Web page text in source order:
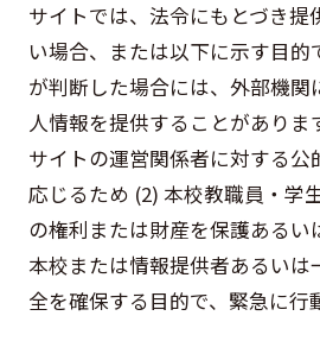
サイトでは、法令にもとづき提
い場合、または以下に示す目的
が判断した場合には、外部機関
人情報を提供することがありま
サイトの運営関係者に対する公
応じるため (2) 本校教職員・学
の権利または財産を保護あるい
本校または情報提供者あるいは
全を確保する目的で、緊急に行